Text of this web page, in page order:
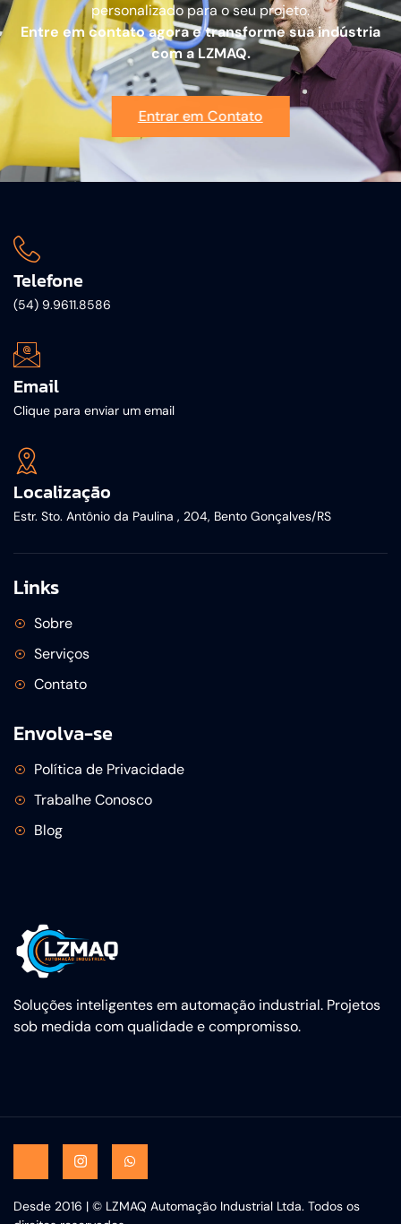
personalizado para o seu projeto.
Entre em contato agora e transforme sua indústria
com a LZMAQ.
Entrar em Contato
Soluções inteligentes em automação industrial. Projetos
sob medida com qualidade e compromisso.
Telefone
(54) 9.9611.8586
Email
Clique para enviar um email
Localização
Estr. Sto. Antônio da Paulina , 204, Bento Gonçalves/RS
Links
Sobre
Serviços
Contato
Envolva-se
Política de Privacidade
Trabalhe Conosco
Blog
Desde 2016 | © LZMAQ Automação Industrial Ltda. Todos os